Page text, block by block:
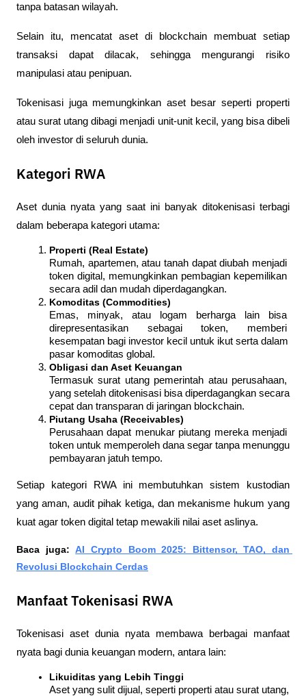
tanpa batasan wilayah.
Selain itu, mencatat aset di blockchain membuat setiap
transaksi dapat dilacak, sehingga mengurangi risiko
manipulasi atau penipuan.
Tokenisasi juga memungkinkan aset besar seperti properti
atau surat utang dibagi menjadi unit-unit kecil, yang bisa dibeli
oleh investor di seluruh dunia.
Kategori RWA
Aset dunia nyata yang saat ini banyak ditokenisasi terbagi
dalam beberapa kategori utama:
Properti (Real Estate)
Rumah, apartemen, atau tanah dapat diubah menjadi
token digital, memungkinkan pembagian kepemilikan
secara adil dan mudah diperdagangkan.
Komoditas (Commodities)
Emas, minyak, atau logam berharga lain bisa
direpresentasikan sebagai token, memberi
kesempatan bagi investor kecil untuk ikut serta dalam
pasar komoditas global.
Obligasi dan Aset Keuangan
Termasuk surat utang pemerintah atau perusahaan,
yang setelah ditokenisasi bisa diperdagangkan secara
cepat dan transparan di jaringan blockchain.
Piutang Usaha (Receivables)
Perusahaan dapat menukar piutang mereka menjadi
token untuk memperoleh dana segar tanpa menunggu
pembayaran jatuh tempo.
Setiap kategori RWA ini membutuhkan sistem kustodian
yang aman, audit pihak ketiga, dan mekanisme hukum yang
kuat agar token digital tetap mewakili nilai aset aslinya.
Baca juga: AI Crypto Boom 2025: Bittensor, TAO, dan
Revolusi Blockchain Cerdas
Manfaat Tokenisasi RWA
Tokenisasi aset dunia nyata membawa berbagai manfaat
nyata bagi dunia keuangan modern, antara lain:
Likuiditas yang Lebih Tinggi
Aset yang sulit dijual, seperti properti atau surat utang,